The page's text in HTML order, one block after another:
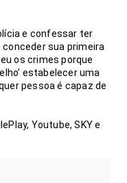
e confessar ter
conceder sua primeira
os crimes porque
estabelecer uma
pessoa é capaz de
Youtube, SKY e